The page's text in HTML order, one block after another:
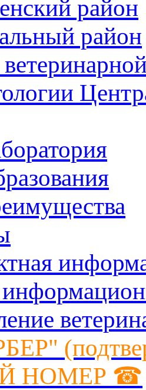
район
район
НОМЕР ☎